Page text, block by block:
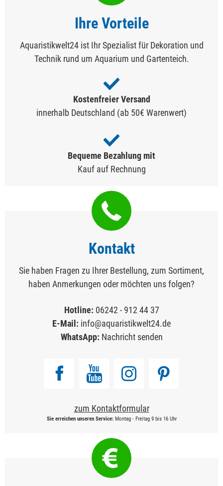
Ihre Vorteile
Aquaristikwelt24 ist Ihr Spezialist für Dekoration und
Technik rund um Aquarium und Gartenteich.
Kostenfreier Versand
innerhalb Deutschland (ab 50€ Warenwert)
Bequeme Bezahlung mit
Kauf auf Rechnung
Kontakt
Sie haben Fragen zu Ihrer Bestellung, zum Sortiment,
haben Anmerkungen oder möchten uns folgen?
Hotline: 06242 - 912 44 37
E-Mail: info@aquaristikwelt24.de
WhatsApp: Nachricht senden
zum Kontaktformular
Sie erreichen unseren Service:Montag - Freitag 9 bis 16 Uhr